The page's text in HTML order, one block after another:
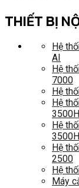
THIẾT BỊ
Hệ
AI
Hệ
7000
Hệ
Hệ
Hệ
Hệ
2500
Hệ
Máy